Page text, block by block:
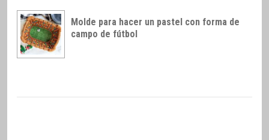
Molde para hacer un pastel con forma de
campo de fútbol